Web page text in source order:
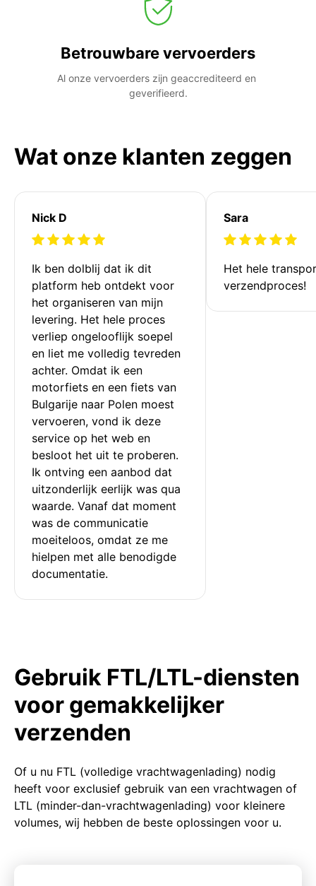
Betrouwbare vervoerders
Al onze vervoerders zijn geaccrediteerd en
geverifieerd.
Wat onze klanten zeggen
Nick D
Ik ben dolblij dat ik dit
platform heb ontdekt voor
het organiseren van mijn
levering. Het hele proces
verliep ongelooflijk soepel
en liet me volledig tevreden
achter. Omdat ik een
motorfiets en een fiets van
Bulgarije naar Polen moest
vervoeren, vond ik deze
service op het web en
besloot het uit te proberen.
Ik ontving een aanbod dat
uitzonderlijk eerlijk was qua
waarde. Vanaf dat moment
was de communicatie
moeiteloos, omdat ze me
hielpen met alle benodigde
documentatie.
Sara
Het hele
verzendproces!
Gebruik FTL/LTL-diensten
voor gemakkelijker
verzenden
Of u nu FTL (volledige vrachtwagenlading) nodig
heeft voor exclusief gebruik van een vrachtwagen of
LTL (minder-dan-vrachtwagenlading) voor kleinere
volumes, wij hebben de beste oplossingen voor u.